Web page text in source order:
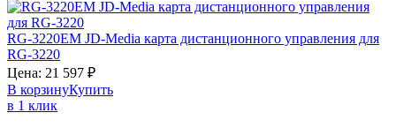
RG-3220EM JD-Media карта дистанционного управления для
RG-3220
Цена: 21 597 ₽
В корзинуКупить
в 1 клик